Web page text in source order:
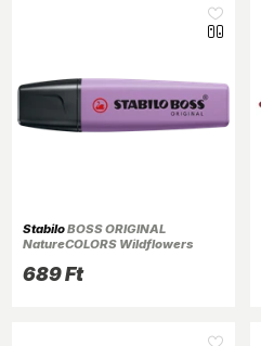
StabiloBOSS ORIGINAL
NatureCOLORS Wildflowers
szövegkiemelő
689 Ft